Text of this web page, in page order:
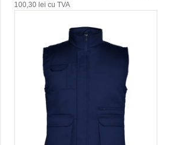
100,30 lei cu TVA